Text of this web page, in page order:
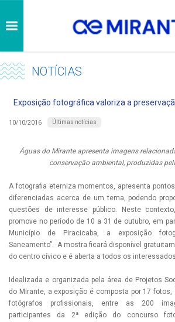
NOTÍCIAS
Exposição fotográfica valoriza a
10/10/2016 Últimas notícias
Águas do Mirante apresenta imagens
conservação ambiental, produzidas
A fotografia eterniza momentos, apresenta
diferenciadas acerca de um tema, podendo
questões de interesse público. Neste
promove no período de 10 a 31 de outubro, em
Município de Piracicaba, a exposição
Saneamento”. A mostra ficará disponível
do centro cívico e é aberta a todos os
Idealizada e organizada pela área de Projetos
do Mirante, a exposição é composta por 17
fotógrafos profissionais, entre as 200
participantes da 2ª edição do concurso